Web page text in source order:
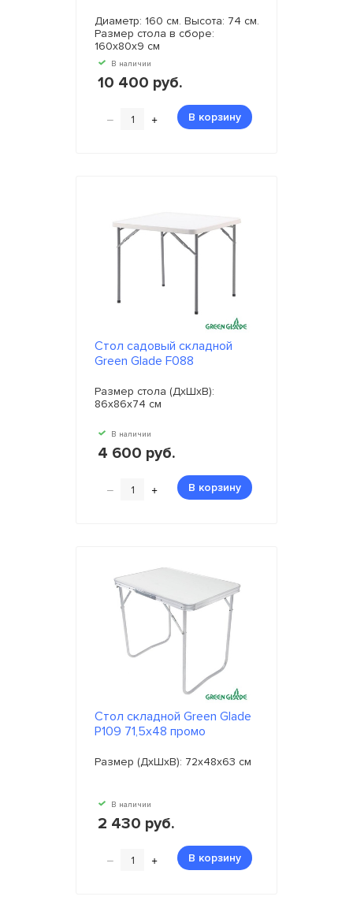
Диаметр: 160 см. Высота: 74 см.
Размер стола в сборе:
160х80х9 см
В наличии
10 400 руб.
– + В корзину
Стол садовый складной
Green Glade F088
Размер стола (ДxШхВ):
86х86х74 см
В наличии
4 600 руб.
– + В корзину
Стол складной Green Glade
Р109 71,5х48 промо
Размер (ДхШхВ): 72х48х63 см
В наличии
2 430 руб.
– + В корзину